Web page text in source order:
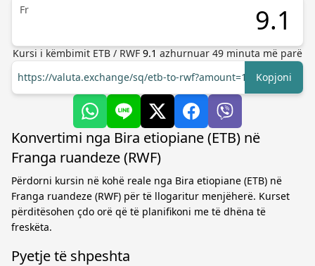
Fr
Kursi i këmbimit ETB / RWF 9.1 azhurnuar 49 minuta më parë
https://valuta.exchange/sq/etb-to-rwf?amount=1
Kopjoni
Konvertimi nga Bira etiopiane (ETB) në
Franga ruandeze (RWF)
Përdorni kursin në kohë reale nga Bira etiopiane (ETB) në
Franga ruandeze (RWF) për të llogaritur menjëherë. Kurset
përditësohen çdo orë që të planifikoni me të dhëna të
freskëta.
Pyetje të shpeshta